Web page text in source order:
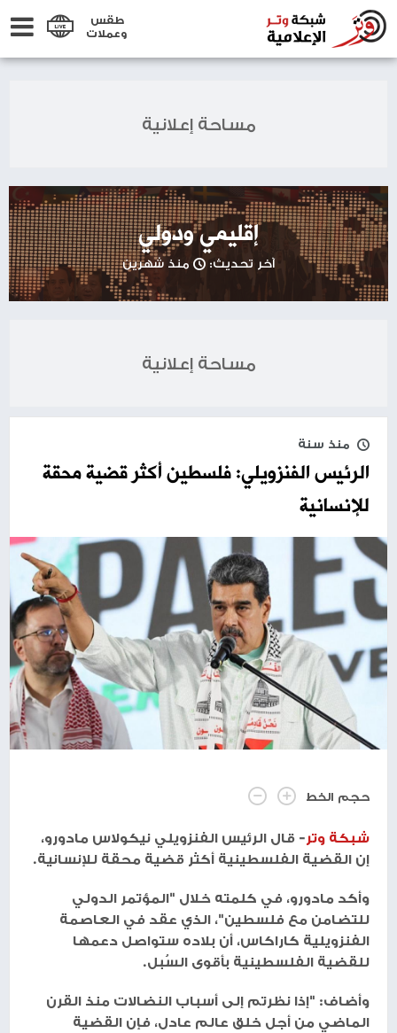
طقس
وعملات
مساحة إعلانية
إقليمي ودولي
آخر تحديث: منذ شهرين
مساحة إعلانية
منذ سنة
الرئيس الفنزويلي: فلسطين أكثر قضية محقة
للإنسانية
حجم الخط
شبكة وتر- قال الرئيس الفنزويلي نيكولاس مادورو،
إن القضية الفلسطينية أكثر قضية محقة للإنسانية.
وأكد مادورو، في كلمته خلال "المؤتمر الدولي
للتضامن مع فلسطين"، الذي عقد في العاصمة
الفنزويلية كاراكاس، أن بلاده ستواصل دعمها
للقضية الفلسطينية بأقوى السُبل.
وأضاف: "إذا نظرتم إلى أسباب النضالات منذ القرن
الماضي من أجل خلق عالم عادل، فإن القضية